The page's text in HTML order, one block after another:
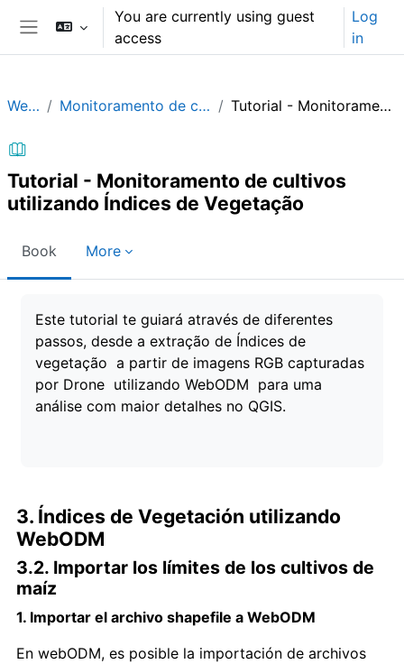
Skip to main contentYou are currently using guest
access
Log
in
WebODM_PR Monitoramento de cultivos utilizando Índices de Vegetação (IV) Tutorial - Monitoramento de cultivos utilizando Índices de Vegetação
Tutorial - Monitoramento de cultivos
utilizando Índices de Vegetação
Book More
Este tutorial te guiará através de diferentes
passos, desde a extração de Índices de
vegetação a partir de imagens RGB capturadas
por Drone utilizando WebODM para uma
análise com maior detalhes no QGIS.
3. Índices de Vegetación utilizando
WebODM
3.2. Importar los límites de los cultivos de
maíz
1. Importar el archivo shapefile a WebODM
En webODM, es posible la importación de archivos